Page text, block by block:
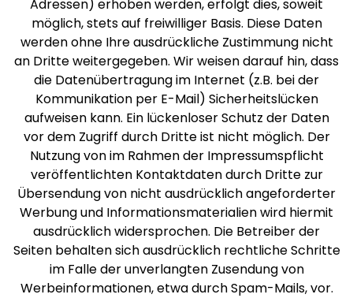
Adressen) erhoben werden, erfolgt dies, soweit
möglich, stets auf freiwilliger Basis. Diese Daten
werden ohne Ihre ausdrückliche Zustimmung nicht
an Dritte weitergegeben. Wir weisen darauf hin, dass
die Datenübertragung im Internet (z.B. bei der
Kommunikation per E-Mail) Sicherheitslücken
aufweisen kann. Ein lückenloser Schutz der Daten
vor dem Zugriff durch Dritte ist nicht möglich. Der
Nutzung von im Rahmen der Impressumspflicht
veröffentlichten Kontaktdaten durch Dritte zur
Übersendung von nicht ausdrücklich angeforderter
Werbung und Informationsmaterialien wird hiermit
ausdrücklich widersprochen. Die Betreiber der
Seiten behalten sich ausdrücklich rechtliche Schritte
im Falle der unverlangten Zusendung von
Werbeinformationen, etwa durch Spam-Mails, vor.